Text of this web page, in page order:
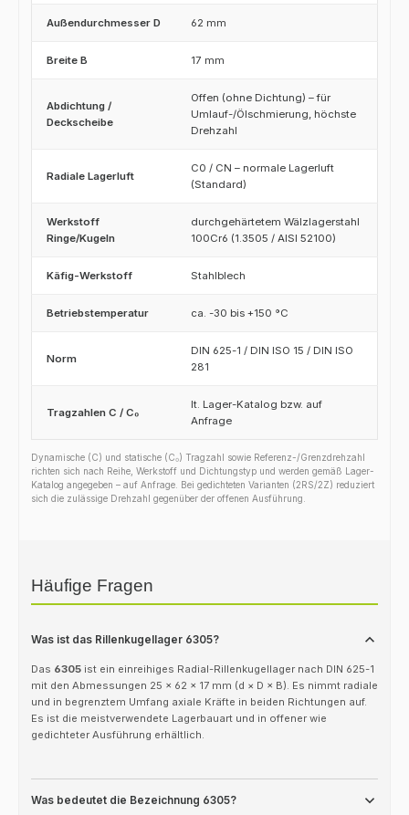
Außendurchmesser D 62 mm
Breite B 17 mm
Abdichtung /
Deckscheibe
Offen (ohne Dichtung) – für
Umlauf-/Ölschmierung, höchste
Drehzahl
Radiale Lagerluft
C0 / CN – normale Lagerluft
(Standard)
Werkstoff
Ringe/Kugeln
durchgehärtetem Wälzlagerstahl
100Cr6 (1.3505 / AISI 52100)
Käfig-Werkstoff Stahlblech
Betriebstemperatur ca. -30 bis +150 °C
Norm
DIN 625-1 / DIN ISO 15 / DIN ISO
281
Tragzahlen C / C₀
lt. Lager-Katalog bzw. auf
Anfrage
Dynamische (C) und statische (C₀) Tragzahl sowie Referenz-/Grenzdrehzahl
richten sich nach Reihe, Werkstoff und Dichtungstyp und werden gemäß Lager-
Katalog angegeben – auf Anfrage. Bei gedichteten Varianten (2RS/2Z) reduziert
sich die zulässige Drehzahl gegenüber der offenen Ausführung.
Häufige Fragen
Was ist das Rillenkugellager 6305?
Das 6305ist ein einreihiges Radial-Rillenkugellager nach DIN 625-1
mit den Abmessungen 25 × 62 × 17 mm (d × D × B). Es nimmt radiale
und in begrenztem Umfang axiale Kräfte in beiden Richtungen auf.
Es ist die meistverwendete Lagerbauart und in offener wie
gedichteter Ausführung erhältlich.
Was bedeutet die Bezeichnung 6305?